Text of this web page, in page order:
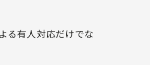
る有人対応だけでな